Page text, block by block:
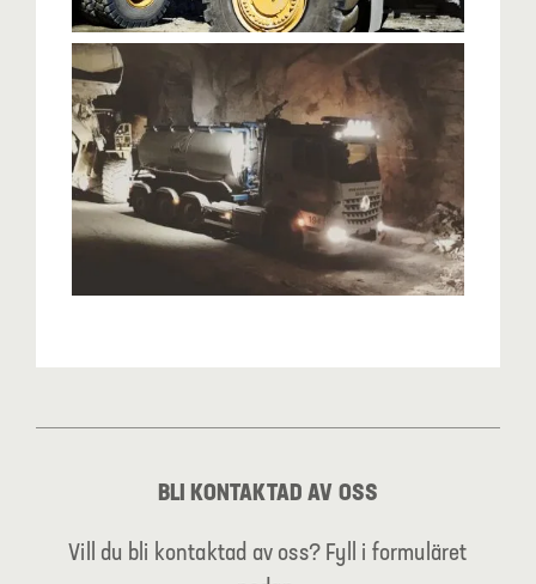
BLI KONTAKTAD AV OSS
Vill du bli kontaktad av oss? Fyll i formuläret